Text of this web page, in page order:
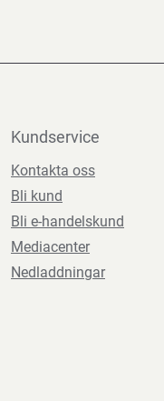
Kundservice
Kontakta oss
Bli kund
Bli e-handelskund
Mediacenter
Nedladdningar